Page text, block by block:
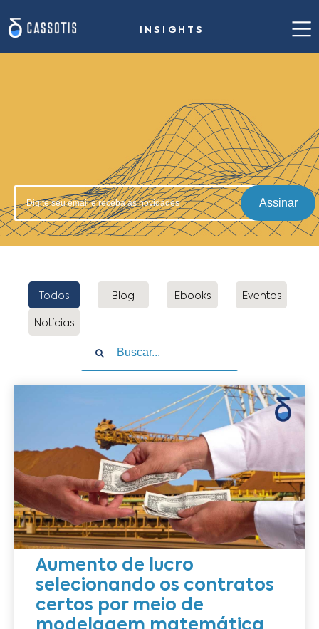
INSIGHTS
Home
Solução para siderurgia
Insights
Sobre nós
Assinar
Todos Blog Ebooks Eventos
Notícias
Aumento de lucro
selecionando os contratos
certos por meio de
modelagem matemática